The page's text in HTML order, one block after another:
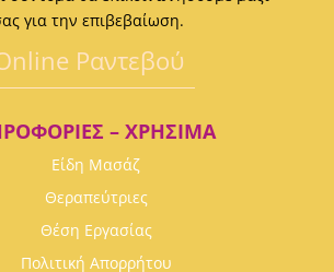
για την επιβεβαίωση.
Ραντεβού
– ΧΡΉΣΙΜΑ
Είδη Μασάζ
Θεραπεύτριες
Θέση Εργασίας
Πολιτική Απορρήτου